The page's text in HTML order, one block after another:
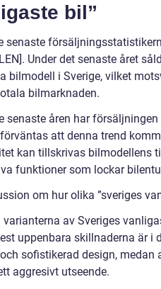
bil”
senaste
Under det senaste året
bilmodell i Sverige, vilket
bilmarknaden.
senaste åren har
att denna trend
kan tillskrivas bilmodellens
funktioner som lockar
om hur olika ”sveriges
varianterna av Sveriges
uppenbara skillnaderna är i
sofistikerad design,
aggresivt utseende.